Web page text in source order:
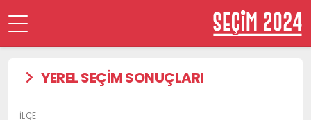
YEREL SEÇİM SONUÇLARI
İLÇE